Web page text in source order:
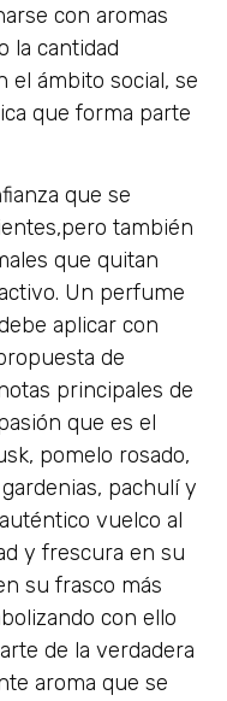
con aromas
la cantidad
el ámbito social, se
que forma parte
que se
también
que quitan
Un perfume
aplicar con
de
principales de
que es el
pomelo rosado,
pachulí y
vuelco al
y frescura en su
su frasco más
con ello
de la verdadera
aroma que se